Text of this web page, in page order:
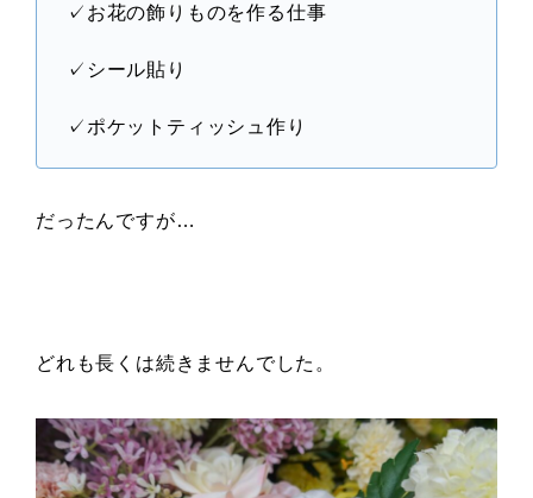
✓お花の飾りものを作る仕事
✓シール貼り
✓ポケットティッシュ作り
だったんですが…
どれも長くは続きませんでした。